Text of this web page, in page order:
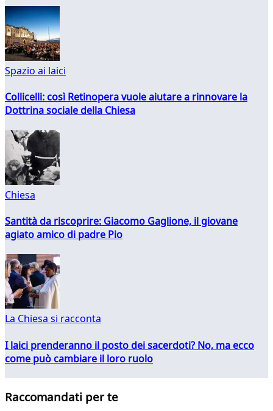
Spazio ai laici
Collicelli: così Retinopera vuole aiutare a rinnovare la
Dottrina sociale della Chiesa
Chiesa
Santità da riscoprire: Giacomo Gaglione, il giovane
agiato amico di padre Pio
La Chiesa si racconta
I laici prenderanno il posto dei sacerdoti? No, ma ecco
come può cambiare il loro ruolo
Raccomandati per te